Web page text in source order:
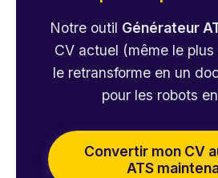
Notre outil Générateur
CV actuel (même le
le retransforme en un
pour les robots
Convertir mon CV
ATS